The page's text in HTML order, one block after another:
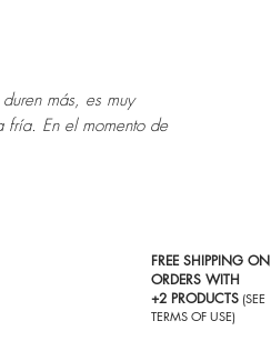
más, es muy
fría. En el momento de
FREE SHIPPING ON
ORDERS WITH
+2 PRODUCTS (SEE
TERMS OF USE)